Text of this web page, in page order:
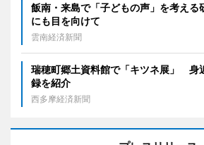
飯南・来島で「子どもの声」を考え
にも目を向けて
雲南経済新聞
瑞穂町郷土資料館で「キツネ展」 身
録を紹介
西多摩経済新聞